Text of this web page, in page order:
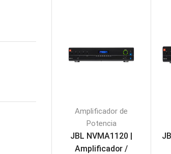
Amplificador de
Potencia
JBL NVMA1120 |
Amplificador /